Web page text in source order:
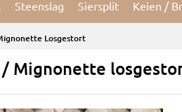
Steenslag Siersplit Keien /
Losgestort
/ Mignonette